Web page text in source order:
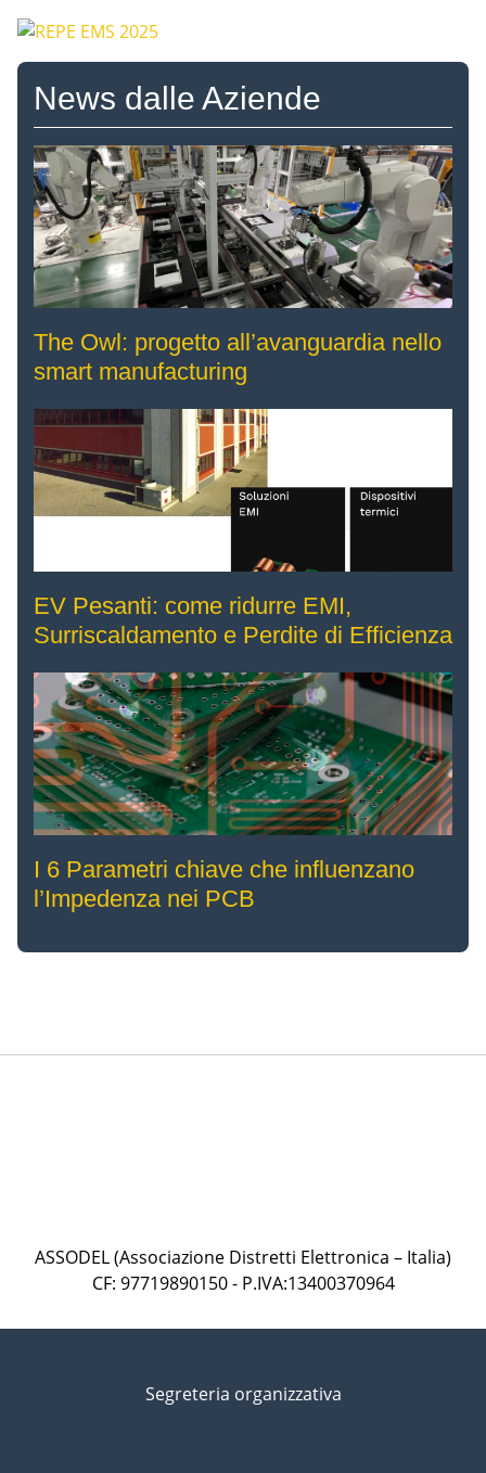
News dalle Aziende
The Owl: progetto all’avanguardia nello
smart manufacturing
EV Pesanti: come ridurre EMI,
Surriscaldamento e Perdite di Efficienza
I 6 Parametri chiave che influenzano
l’Impedenza nei PCB
ASSODEL (Associazione Distretti Elettronica – Italia)
CF: 97719890150 - P.IVA:13400370964
Segreteria organizzativa